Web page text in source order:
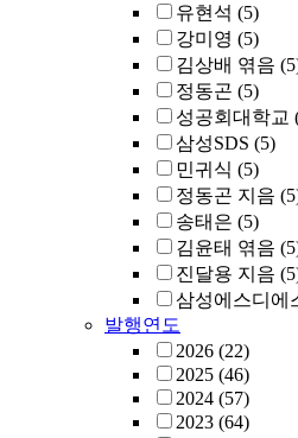
유현석 (5)
강미영 (5)
김상배 엮음
정동곤 (5)
성공회대학교
삼성SDS (5)
민귀식 (5)
정동곤 지음
송태은 (5)
김윤태 엮음
진달용 지음
삼성에스디에
발행연도
2026 (22)
2025 (46)
2024 (57)
2023 (64)